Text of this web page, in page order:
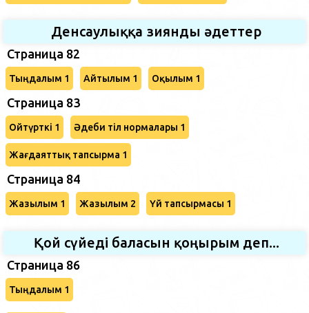
Денсаулыққа зиянды әдеттер
Страница 82
Тыңдалым 1 Айтылым 1 Оқылым 1
Страница 83
Ойтүрткі 1 Әдеби тіл нормалары 1
Жағдаяттық тапсырма 1
Страница 84
Жазылым 1 Жазылым 2 Үй тапсырмасы 1
Қой сүйеді баласын қоңырым деп...
Страница 86
Тыңдалым 1